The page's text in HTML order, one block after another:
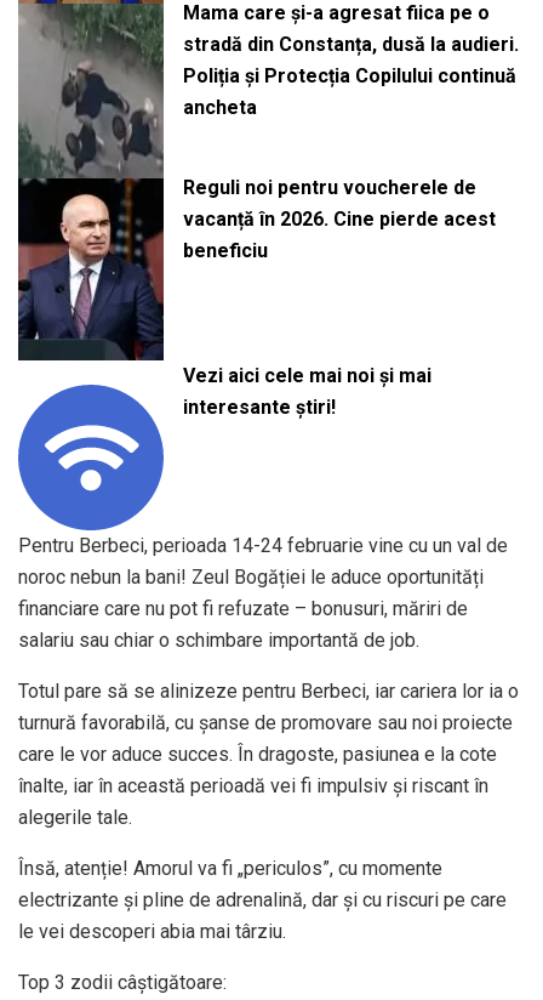
Mama care și-a agresat fiica pe o
stradă din Constanța, dusă la audieri.
Poliția și Protecția Copilului continuă
ancheta
Reguli noi pentru voucherele de
vacanță în 2026. Cine pierde acest
beneficiu
Vezi aici cele mai noi și mai
interesante știri!
Pentru Berbeci, perioada 14-24 februarie vine cu un val de
noroc nebun la bani! Zeul Bogăției le aduce oportunități
financiare care nu pot fi refuzate – bonusuri, măriri de
salariu sau chiar o schimbare importantă de job.
Totul pare să se alinizeze pentru Berbeci, iar cariera lor ia o
turnură favorabilă, cu șanse de promovare sau noi proiecte
care le vor aduce succes. În dragoste, pasiunea e la cote
înalte, iar în această perioadă vei fi impulsiv și riscant în
alegerile tale.
Însă, atenție! Amorul va fi „periculos”, cu momente
electrizante și pline de adrenalină, dar și cu riscuri pe care
le vei descoperi abia mai târziu.
Top 3 zodii câștigătoare: